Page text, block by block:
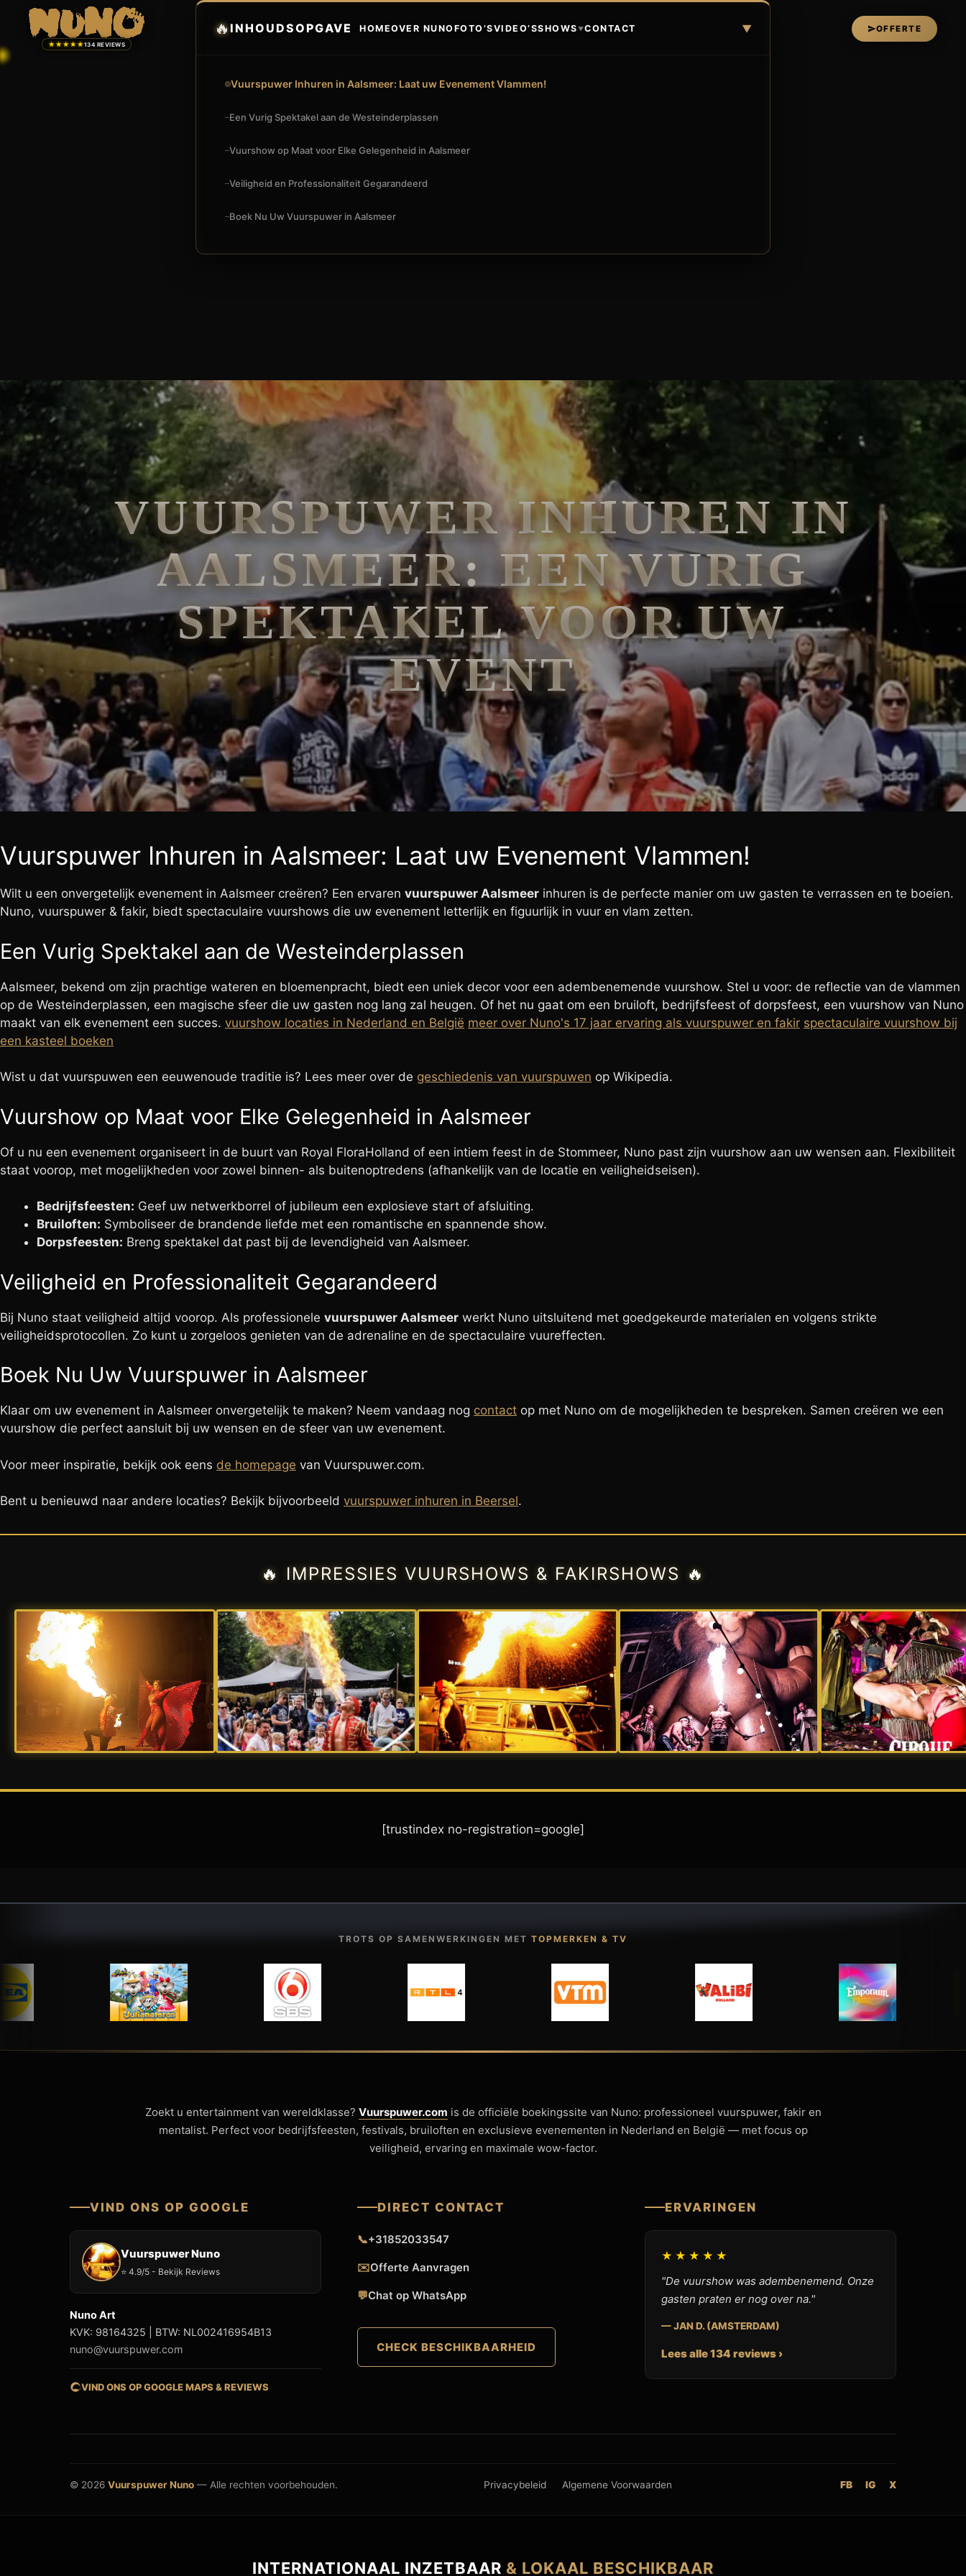
★★★★★134 REVIEWS
HOMEOVER NUNO FOTO’SVIDEO’SSHOWS ▼CONTACT OFFERTE
🔥INHOUDSOPGAVE ▼
Vuurspuwer Inhuren in Aalsmeer: Laat uw Evenement Vlammen!
Een Vurig Spektakel aan de Westeinderplassen
Vuurshow op Maat voor Elke Gelegenheid in Aalsmeer
Veiligheid en Professionaliteit Gegarandeerd
Boek Nu Uw Vuurspuwer in Aalsmeer
VUURSPUWER INHUREN IN
AALSMEER: EEN VURIG
SPEKTAKEL VOOR UW
EVENT
Vuurspuwer Inhuren in Aalsmeer: Laat uw Evenement Vlammen!
Wilt u een onvergetelijk evenement in Aalsmeer creëren? Een ervaren vuurspuwer Aalsmeer inhuren is de perfecte manier om uw gasten te verrassen en te boeien.
Nuno, vuurspuwer & fakir, biedt spectaculaire vuurshows die uw evenement letterlijk en figuurlijk in vuur en vlam zetten.
Een Vurig Spektakel aan de Westeinderplassen
Aalsmeer, bekend om zijn prachtige wateren en bloemenpracht, biedt een uniek decor voor een adembenemende vuurshow. Stel u voor: de reflectie van de vlammen
op de Westeinderplassen, een magische sfeer die uw gasten nog lang zal heugen. Of het nu gaat om een bruiloft, bedrijfsfeest of dorpsfeest, een vuurshow van Nuno
maakt van elk evenement een succes. vuurshow locaties in Nederland en België meer over Nuno's 17 jaar ervaring als vuurspuwer en fakir spectaculaire vuurshow bij
een kasteel boeken
Wist u dat vuurspuwen een eeuwenoude traditie is? Lees meer over de geschiedenis van vuurspuwen op Wikipedia.
Vuurshow op Maat voor Elke Gelegenheid in Aalsmeer
Of u nu een evenement organiseert in de buurt van Royal FloraHolland of een intiem feest in de Stommeer, Nuno past zijn vuurshow aan uw wensen aan. Flexibiliteit
staat voorop, met mogelijkheden voor zowel binnen- als buitenoptredens (afhankelijk van de locatie en veiligheidseisen).
Bedrijfsfeesten: Geef uw netwerkborrel of jubileum een explosieve start of afsluiting.
Bruiloften: Symboliseer de brandende liefde met een romantische en spannende show.
Dorpsfeesten: Breng spektakel dat past bij de levendigheid van Aalsmeer.
Veiligheid en Professionaliteit Gegarandeerd
Bij Nuno staat veiligheid altijd voorop. Als professionele vuurspuwer Aalsmeer werkt Nuno uitsluitend met goedgekeurde materialen en volgens strikte
veiligheidsprotocollen. Zo kunt u zorgeloos genieten van de adrenaline en de spectaculaire vuureffecten.
Boek Nu Uw Vuurspuwer in Aalsmeer
Klaar om uw evenement in Aalsmeer onvergetelijk te maken? Neem vandaag nog contact op met Nuno om de mogelijkheden te bespreken. Samen creëren we een
vuurshow die perfect aansluit bij uw wensen en de sfeer van uw evenement.
Voor meer inspiratie, bekijk ook eens de homepage van Vuurspuwer.com.
Bent u benieuwd naar andere locaties? Bekijk bijvoorbeeld vuurspuwer inhuren in Beersel.
🔥 IMPRESSIES VUURSHOWS & FAKIRSHOWS 🔥
[trustindex no-registration=google]
TROTS OP SAMENWERKINGEN MET TOPMERKEN & TV
Zoekt u entertainment van wereldklasse? Vuurspuwer.com is de officiële boekingssite van Nuno: professioneel vuurspuwer, fakir en
mentalist. Perfect voor bedrijfsfeesten, festivals, bruiloften en exclusieve evenementen in Nederland en België — met focus op
veiligheid, ervaring en maximale wow-factor.
VIND ONS OP GOOGLE
Vuurspuwer Nuno
⭐ 4.9/5 - Bekijk Reviews
Nuno Art
KVK: 98164325 | BTW: NL002416954B13
nuno@vuurspuwer.com
VIND ONS OP GOOGLE MAPS & REVIEWS
DIRECT CONTACT
📞+31852033547
✉️Offerte Aanvragen
💬Chat op WhatsApp
CHECK BESCHIKBAARHEID
ERVARINGEN
★★★★★
"De vuurshow was adembenemend. Onze
gasten praten er nog over na."
— JAN D. (AMSTERDAM)
Lees alle 134 reviews ›
© 2026 Vuurspuwer Nuno — Alle rechten voorbehouden. Privacybeleid Algemene Voorwaarden FB IG X
INTERNATIONAAL INZETBAAR & LOKAAL BESCHIKBAAR